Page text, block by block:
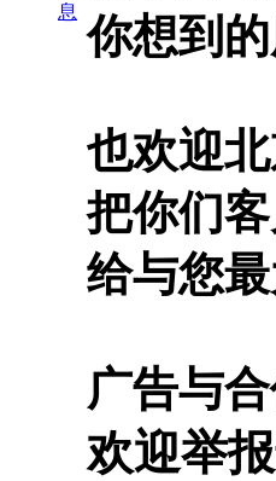
息 你想到
也欢迎
把你们
给与您
广告与
欢迎举